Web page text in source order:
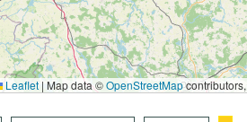
Leaflet | Map data ©OpenStreetMapcontributors,